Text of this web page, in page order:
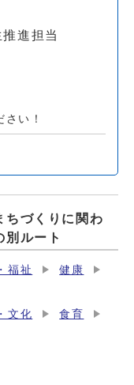
進担当
い！
ちづくりに関わ
別ルート
福祉
健康
文化
食育